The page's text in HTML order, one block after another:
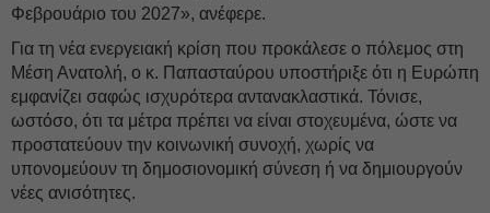
Φεβρουάριο του 2027», ανέφερε.
Για τη νέα ενεργειακή κρίση που προκάλεσε ο πόλεμος στη
Μέση Ανατολή, ο κ. Παπασταύρου υποστήριξε ότι η Ευρώπη
εμφανίζει σαφώς ισχυρότερα αντανακλαστικά. Τόνισε,
ωστόσο, ότι τα μέτρα πρέπει να είναι στοχευμένα, ώστε να
προστατεύουν την κοινωνική συνοχή, χωρίς να
υπονομεύουν τη δημοσιονομική σύνεση ή να δημιουργούν
νέες ανισότητες.